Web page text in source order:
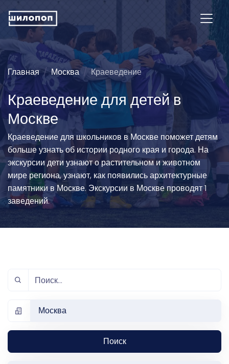
Главная Москва Краеведение
Краеведение для детей в
Москве
Краеведение для школьников в Москве поможет детям
больше узнать об истории родного края и города. На
экскурсии дети узнают о растительном и животном
мире региона, узнают, как появились архитектурные
памятники в Москве. Экскурсии в Москве проводят 1
заведений.
Москва
Поиск